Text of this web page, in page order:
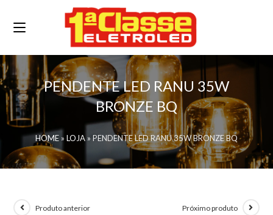
PENDENTE LED RANU 35W
BRONZE BQ
HOME » LOJA » PENDENTE LED RANU 35W BRONZE BQ
Produto anterior Próximo produto